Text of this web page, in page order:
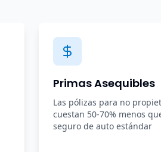
Primas Asequibles
Las pólizas para no
cuestan 50-70% menos
seguro de auto estándar